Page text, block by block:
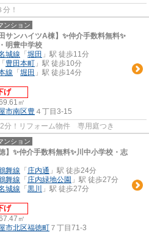
！
ンション
サンハイツA棟】✨️仲介手数料無料✨️
明豊中学校
城線 「 堀田 」駅 徒歩11分
「 豊田本町 」駅 徒歩10分
線 「 堀田 」駅 徒歩14分
げ
㎡
市南区豊 ４丁目3-15
分！リフォーム物件 専用庭つき
ンション
】✨️仲介手数料無料✨️川中小学校・志
舞線 「 庄内通 」駅 徒歩24分
舞線 「 庄内緑地公園 」駅 徒歩27分
城線 「 黒川
」駅 徒歩27分
げ
㎡
市北区福徳町 ７丁目71-3